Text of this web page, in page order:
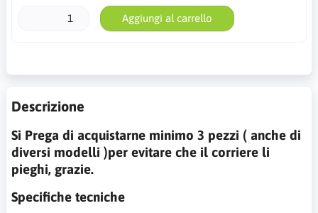
Aggiungi al carrello
Descrizione
Si Prega di acquistarne minimo 3 pezzi ( anche di
diversi modelli )per evitare che il corriere li
pieghi, grazie.
Specifiche tecniche